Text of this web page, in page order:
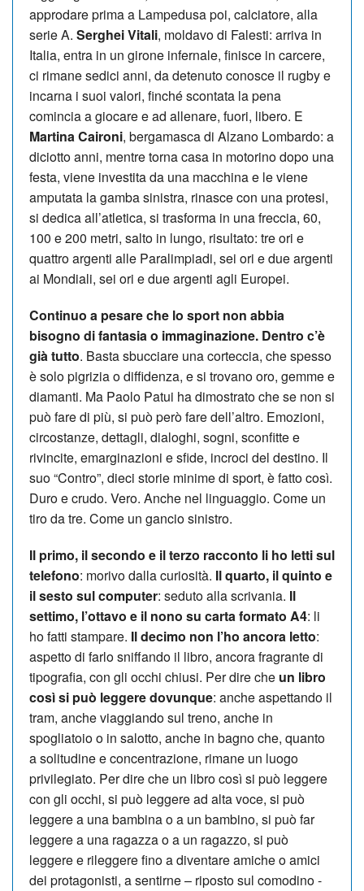
approdare prima a Lampedusa poi, calciatore, alla
serie A. Serghei Vitali, moldavo di Falesti: arriva in
Italia, entra in un girone infernale, finisce in carcere,
ci rimane sedici anni, da detenuto conosce il rugby e
incarna i suoi valori, finché scontata la pena
comincia a giocare e ad allenare, fuori, libero. E
Martina Caironi, bergamasca di Alzano Lombardo: a
diciotto anni, mentre torna casa in motorino dopo una
festa, viene investita da una macchina e le viene
amputata la gamba sinistra, rinasce con una protesi,
si dedica all’atletica, si trasforma in una freccia, 60,
100 e 200 metri, salto in lungo, risultato: tre ori e
quattro argenti alle Paralimpiadi, sei ori e due argenti
ai Mondiali, sei ori e due argenti agli Europei.
Continuo a pesare che lo sport non abbia
bisogno di fantasia o immaginazione. Dentro c’è
già tutto. Basta sbucciare una corteccia, che spesso
è solo pigrizia o diffidenza, e si trovano oro, gemme e
diamanti. Ma Paolo Patui ha dimostrato che se non si
può fare di più, si può però fare dell’altro. Emozioni,
circostanze, dettagli, dialoghi, sogni, sconfitte e
rivincite, emarginazioni e sfide, incroci del destino. Il
suo “Contro”, dieci storie minime di sport, è fatto così.
Duro e crudo. Vero. Anche nel linguaggio. Come un
tiro da tre. Come un gancio sinistro.
Il primo, il secondo e il terzo racconto li ho letti sul
telefono: morivo dalla curiosità. Il quarto, il quinto e
il sesto sul computer: seduto alla scrivania. Il
settimo, l’ottavo e il nono su carta formato A4: li
ho fatti stampare. Il decimo non l’ho ancora letto:
aspetto di farlo sniffando il libro, ancora fragrante di
tipografia, con gli occhi chiusi. Per dire che un libro
così si può leggere dovunque: anche aspettando il
tram, anche viaggiando sul treno, anche in
spogliatoio o in salotto, anche in bagno che, quanto
a solitudine e concentrazione, rimane un luogo
privilegiato. Per dire che un libro così si può leggere
con gli occhi, si può leggere ad alta voce, si può
leggere a una bambina o a un bambino, si può far
leggere a una ragazza o a un ragazzo, si può
leggere e rileggere fino a diventare amiche o amici
dei protagonisti, a sentirne – riposto sul comodino -